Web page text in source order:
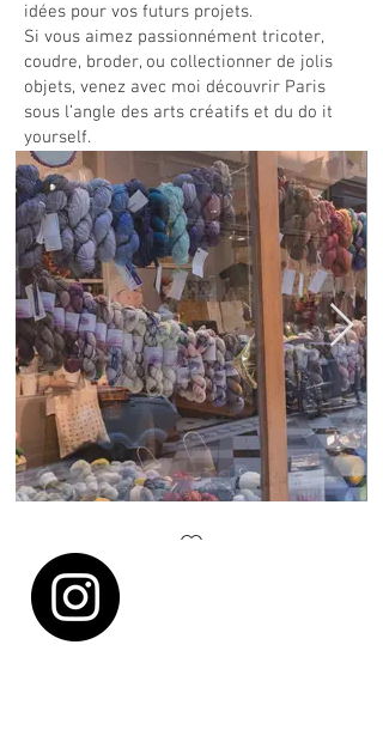
idées pour vos futurs projets.
Si vous aimez passionnément tricoter,
coudre, broder, ou collectionner de jolis
objets, venez avec moi découvrir Paris
sous l’angle des arts créatifs et du do it
yourself.
Lil Weasel window